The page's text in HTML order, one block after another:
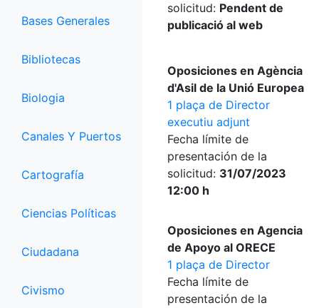
Bases Generales
Bibliotecas
Biologia
Canales Y Puertos
Cartografía
Ciencias Políticas
Ciudadana
Civismo
solicitud: Pendent de
publicació al web
Oposiciones en Agència
d'Asil de la Unió Europea
1 plaça de Director
executiu adjunt
Fecha límite de
presentación de la
solicitud: 31/07/2023
12:00 h
Oposiciones en Agencia
de Apoyo al ORECE
1 plaça de Director
Fecha límite de
presentación de la